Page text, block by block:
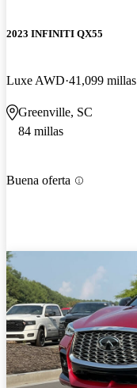
2023 INFINITI QX55
Luxe AWD 41,099 millas
Greenville, SC
84 millas
Buena oferta